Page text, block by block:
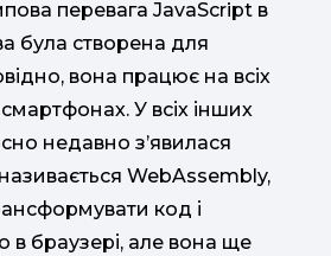
перевага JavaScript в
була створена для
вона працює на всіх
У всіх інших
недавно з’явилася
WebAssembly,
код і
в браузері, але вона ще